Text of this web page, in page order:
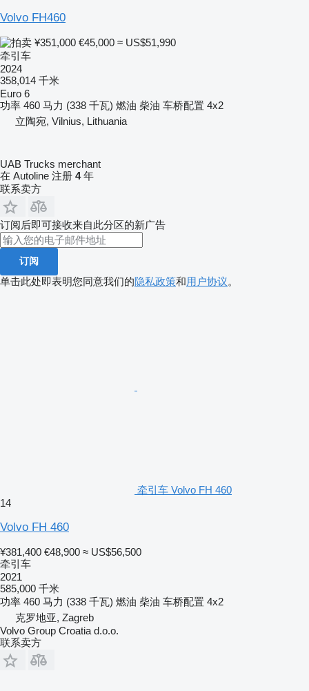
Volvo FH460
¥351,000 €45,000 ≈ US$51,990
牵引车
2024
358,014 千米
Euro 6
功率 460 马力 (338 千瓦) 燃油 柴油 车桥配置 4x2
立陶宛, Vilnius, Lithuania
UAB Trucks merchant
在 Autoline 注册 4年
联系卖方
订阅后即可接收来自此分区的新广告
订阅
单击此处即表明您同意我们的隐私政策和用户协议。
牵引车 Volvo FH 460
14
Volvo FH 460
¥381,400 €48,900 ≈ US$56,500
牵引车
2021
585,000 千米
功率 460 马力 (338 千瓦) 燃油 柴油 车桥配置 4x2
克罗地亚, Zagreb
Volvo Group Croatia d.o.o.
联系卖方